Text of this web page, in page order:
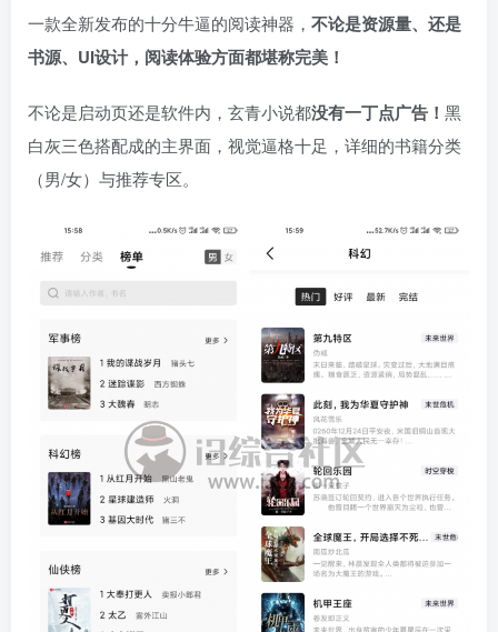
一款全新发布的十分牛逼的阅读神器， 不论是资源量、还是
书源、UI设计，阅读体验方面都堪称完美！
不论是启动页还是软件内，玄青小说都没有一丁点广告！ 黑
白灰三色搭配成的主界面，视觉逼格十足，详细的书籍分类
（男/女）与推荐专区。